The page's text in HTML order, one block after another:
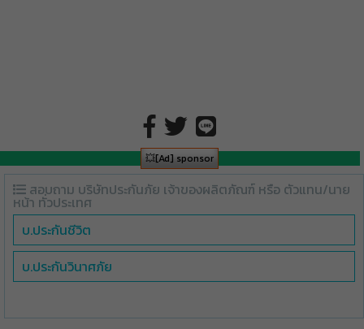
💥[Ad] sponsor
สอบถาม บริษัทประกันภัย เจ้าของผลิตภัณฑ์ หรือ ตัวแทน/นาย
หน้า ทั่วประเทศ
บ.ประกันชีวิต
บ.ประกันวินาศภัย